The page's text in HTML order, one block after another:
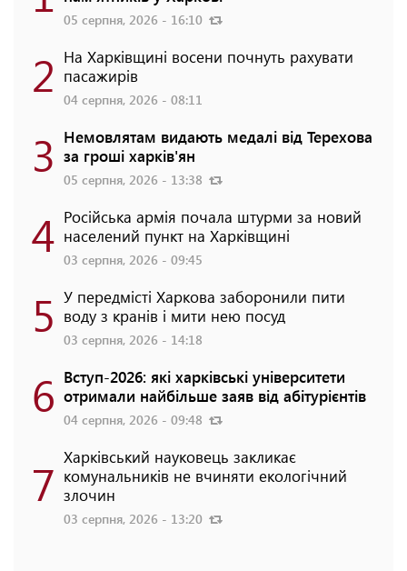
05 серпня, 2026 - 16:10
2 На Харківщині восени почнуть рахувати
пасажирів
04 серпня, 2026 - 08:11
3 Немовлятам видають медалі від Терехова
за гроші харків'ян
05 серпня, 2026 - 13:38
4 Російська армія почала штурми за новий
населений пункт на Харківщині
03 серпня, 2026 - 09:45
5 У передмісті Харкова заборонили пити
воду з кранів і мити нею посуд
03 серпня, 2026 - 14:18
6 Вступ-2026: які харківські університети
отримали найбільше заяв від абітурієнтів
04 серпня, 2026 - 09:48
7 Харківський науковець закликає
комунальників не вчиняти екологічний
злочин
03 серпня, 2026 - 13:20